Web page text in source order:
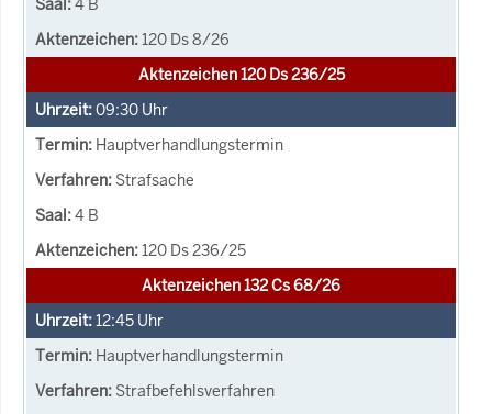
4 B
120 Ds 8/26
Aktenzeichen 120 Ds 236/25
09:30 Uhr
Hauptverhandlungstermin
Strafsache
4 B
120 Ds 236/25
Aktenzeichen 132 Cs 68/26
12:45 Uhr
Hauptverhandlungstermin
Strafbefehlsverfahren